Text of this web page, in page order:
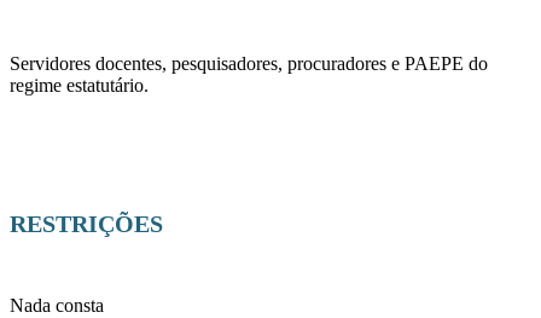
Servidores docentes, pesquisadores, procuradores e PAEPE do
regime estatutário.
RESTRIÇÕES
Nada consta